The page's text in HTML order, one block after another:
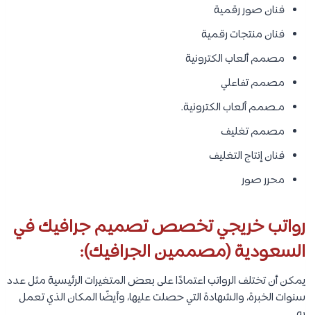
فنان صور رقمية
فنان منتجات رقمية
مصمم ألعاب الكترونية
مصمم تفاعلي
مـصمم ألعاب الكترونية.
مصمم تغليف
فنان إنتاج التغليف
محرر صور
رواتب خريجي تخصص تصميم جرافيك في
السعودية (مصممين الجرافيك):
يمكن أن تختلف الرواتب اعتمادًا على بعض المتغيرات الرئيسية مثل عدد
سنوات الخبرة، والشهادة التي حصلت عليها، وأيضًا المكان الذي تعمل